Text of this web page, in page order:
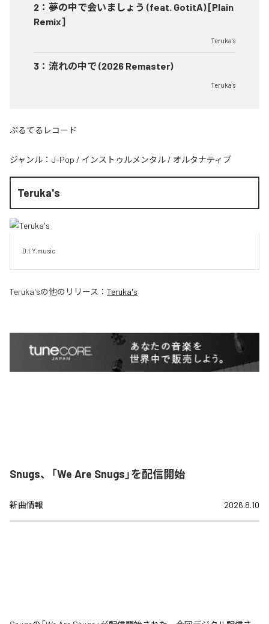
2 ： 夢の中で会いましょう (feat. GotitA) [Plain
Remix]
Teruka's
3 ： 流れの中で (2026 Remaster)
Teruka's
ぷるてるレコード
ジャンル： J-Pop / インストゥルメンタル / オルタナティブ
Teruka's
D.I.Y.music
Teruka'sの他のリリース： Teruka's
Snugs、「We Are Snugs」を配信開始
新曲情報 2026.8.10